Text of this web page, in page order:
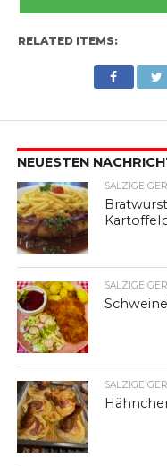
RELATED ITEMS:
NEUESTEN
SALZIGE
SALZIGE
SALZIGE